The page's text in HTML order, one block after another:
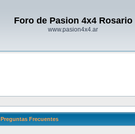
Foro de Pasion 4x4 Rosario
www.pasion4x4.ar
Preguntas Frecuentes